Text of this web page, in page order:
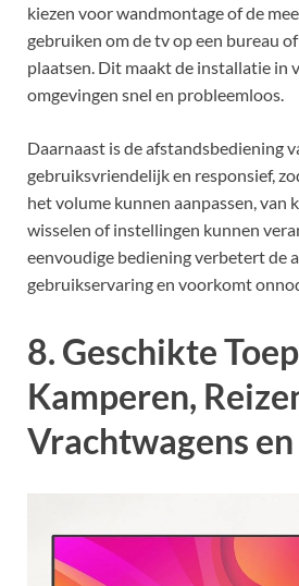
kiezen voor wandmontage of de
gebruiken om de tv op een bureau
plaatsen. Dit maakt de installatie in
omgevingen snel en probleemloos.
Daarnaast is de afstandsbediening
gebruiksvriendelijk en responsief,
het volume kunnen aanpassen, van
wisselen of instellingen kunnen
eenvoudige bediening verbetert de
gebruikservaring en voorkomt
8. Geschikte
Kamperen,
Vrachtwagens